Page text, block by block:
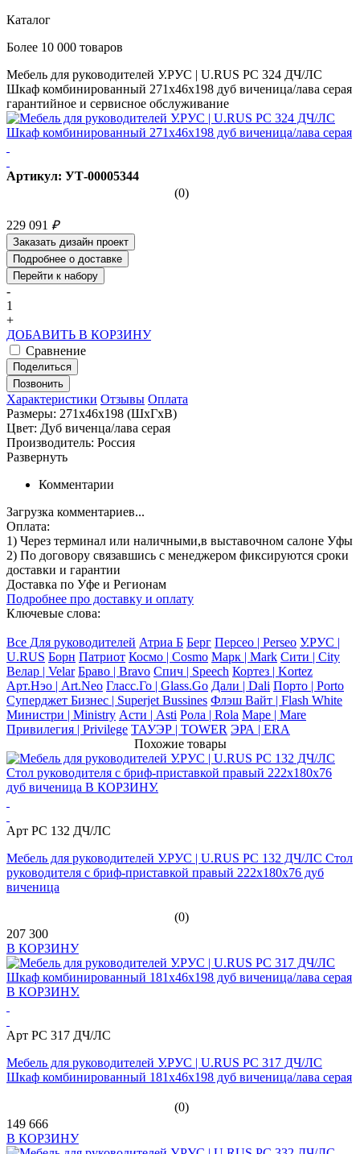
Каталог
Более 10 000 товаров
Мебель для руководителей У.РУС | U.RUS PC 324 ДЧ/ЛС
Шкаф комбинированный 271х46х198 дуб виченица/лава серая
гарантийное и сервисное обслуживание
Артикул: УТ-00005344
(0)
229 091 ₽
Заказать дизайн проект
Подробнее о доставке
Перейти к набору
-
1
+
ДОБАВИТЬ В КОРЗИНУ
Сравнение
Поделиться
Позвонить
Характеристики Отзывы Оплата
Размеры: 271х46х198 (ШхГхВ)
Цвет: Дуб виченца/лава серая
Производитель: Россия
Развернуть
Комментарии
Загрузка комментариев...
Оплата:
1) Через терминал или наличными,в выставочном салоне Уфы
2) По договору связавшись с менеджером фиксируются сроки
доставки и гарантии
Доставка по Уфе и Регионам
Подробнее про доставку и оплату
Ключевые слова:
Все Для руководителей Атриа Б Берг Персео | Perseo У.РУС |
U.RUS Борн Патриот Космо | Cosmo Марк | Mark Сити | City
Велар | Velar Браво | Bravo Спич | Speech Кортез | Kortez
Арт.Нэо | Art.Neo Гласс.Го | Glass.Go Дали | Dali Порто | Porto
Суперджет Бизнес | Superjet Bussines Флэш Вайт | Flash White
Министри | Ministry Асти | Asti Рола | Rola Маре | Mare
Привилегия | Privilege ТАУЭР | TOWER ЭРА | ERA
Похожие товары
Арт PC 132 ДЧ/ЛС
Мебель для руководителей У.РУС | U.RUS PC 132 ДЧ/ЛС Стол
руководителя с бриф-приставкой правый 222х180х76 дуб
виченица
(0)
207 300
В КОРЗИНУ
Арт PC 317 ДЧ/ЛС
Мебель для руководителей У.РУС | U.RUS PC 317 ДЧ/ЛС
Шкаф комбинированный 181х46х198 дуб виченица/лава серая
(0)
149 666
В КОРЗИНУ